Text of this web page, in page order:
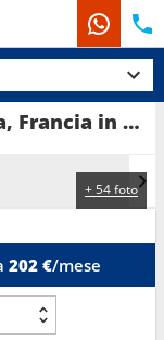
Crociera MSC Seashore: Spagna, Francia in partenza da Marsiglia
+ 54 foto
202 €/mese